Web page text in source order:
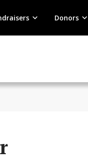
Donors